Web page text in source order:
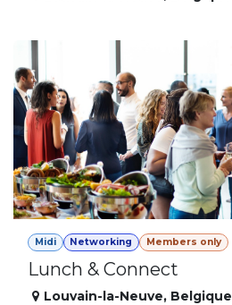
Midi Networking Members only
Lunch & Connect
Louvain-la-Neuve, Belgique